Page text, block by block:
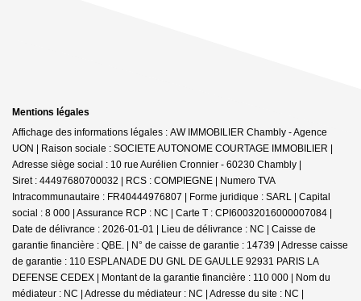
Mentions légales
Affichage des informations légales : AW IMMOBILIER Chambly - Agence
UON | Raison sociale : SOCIETE AUTONOME COURTAGE IMMOBILIER |
Adresse siège social : 10 rue Aurélien Cronnier - 60230 Chambly |
Siret : 44497680700032 | RCS : COMPIEGNE | Numero TVA
Intracommunautaire : FR40444976807 | Forme juridique : SARL | Capital
social : 8 000 | Assurance RCP : NC | Carte T : CPI60032016000007084 |
Date de délivrance : 2026-01-01 | Lieu de délivrance : NC | Caisse de
garantie financière : QBE. | N° de caisse de garantie : 14739 | Adresse caisse
de garantie : 110 ESPLANADE DU GNL DE GAULLE 92931 PARIS LA
DEFENSE CEDEX | Montant de la garantie financière : 110 000 | Nom du
médiateur : NC | Adresse du médiateur : NC | Adresse du site : NC |